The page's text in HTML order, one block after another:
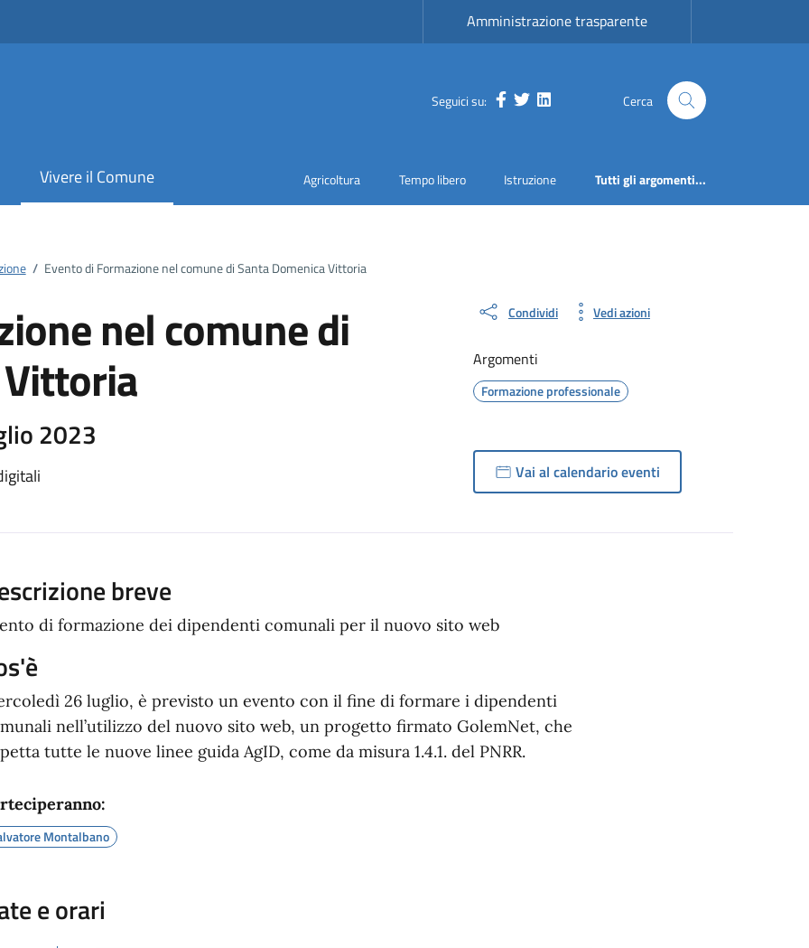
Amministrazione trasparente
Seguici su: Facebook
TwitterLinkedIn Cerca
Vivere il Comune Agricoltura Tempo libero Istruzione Tutti gli argomenti...
/ Evento di Formazione nel comune di Santa Domenica Vittoria
nel comune di
2023
Condividi Vedi azioni
Argomenti
Formazione professionale
Vai al calendario eventi
breve
di formazione dei dipendenti comunali per il nuovo sito web
26 luglio, è previsto un evento con il fine di formare i dipendenti
nell’utilizzo del nuovo sito web, un progetto firmato GolemNet, che
tutte le nuove linee guida AgID, come da misura 1.4.1. del PNRR.
Montalbano
e orari